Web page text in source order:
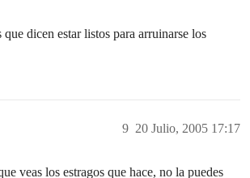
dicen estar listos para arruinarse los
20 Julio, 2005 17:17
9
veas los estragos que hace, no la puedes